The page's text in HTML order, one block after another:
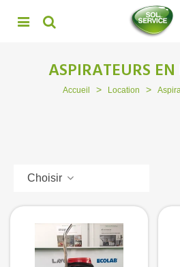
ASPIRATEURS
Accueil > Location >
Choisir